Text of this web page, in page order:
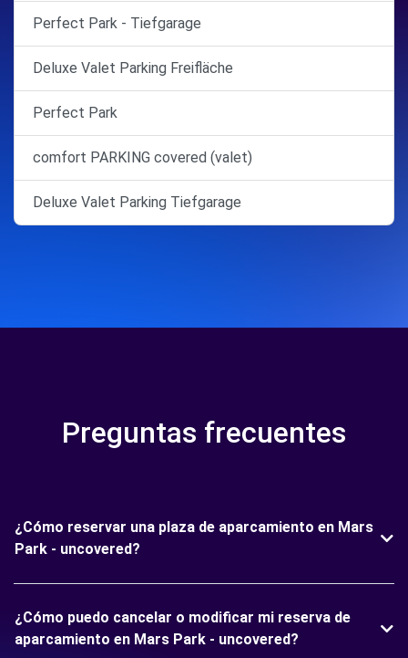
Perfect Park - Tiefgarage
Deluxe Valet Parking Freifläche
Perfect Park
comfort PARKING covered (valet)
Deluxe Valet Parking Tiefgarage
Preguntas frecuentes
¿Cómo reservar una plaza de aparcamiento en Mars
Park - uncovered?
¿Cómo puedo cancelar o modificar mi reserva de
aparcamiento en Mars Park - uncovered?